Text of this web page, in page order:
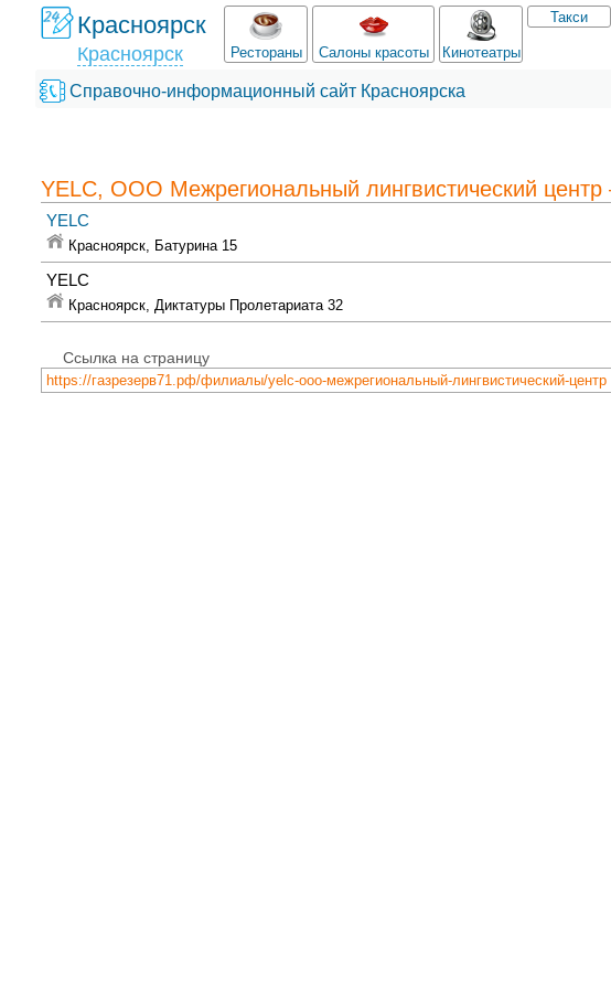
Красноярск
Красноярск Рестораны Салоны красоты Кинотеатры
Такси
Справочно-информационный сайт Красноярска
YELC, ООО Межрегиональный лингвистический
YELC
Красноярск, Батурина 15
YELC
Красноярск, Диктатуры Пролетариата 32
Ссылка на страницу
https://газрезерв71.рф/филиалы/yelc-ооо-межрегиональный-лингвистический-центр